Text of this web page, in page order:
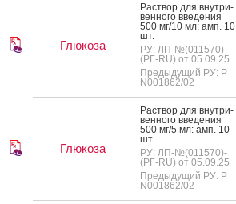
Глюкоза
Рас­твор для внут­ри­
вен­но­го вве­дения
500 мг/10 мл: амп. 10
шт.
РУ: ЛП-№(011570)-
(РГ-RU) от 05.09.25
Предыдущий РУ: Р
N001862/02
Глюкоза
Рас­твор для внут­ри­
вен­но­го вве­дения
500 мг/5 мл: амп. 10
шт.
РУ: ЛП-№(011570)-
(РГ-RU) от 05.09.25
Предыдущий РУ: Р
N001862/02